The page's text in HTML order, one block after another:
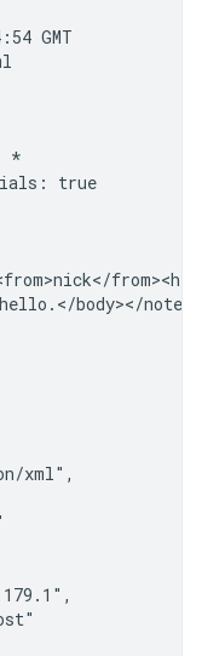
GMT
*
true
body></
xml",